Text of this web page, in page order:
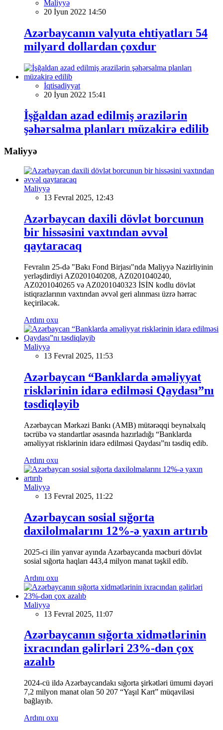
Maliyyə
20 İyun 2022 14:50
Azərbaycanın valyuta ehtiyatları 54
milyard dollardan çoxdur
İqtisadiyyat
20 İyun 2022 15:41
İşğaldan azad edilmiş ərazilərin
şəhərsalma planları müzakirə edilib
Maliyyə
Maliyyə
13 Fevral 2025, 12:43
Azərbaycan daxili dövlət borcunun
bir hissəsini vaxtından əvvəl
qaytaracaq
Fevralın 25-də "Bakı Fond Birjası"nda Maliyyə Nazirliyinin
yerləşdirdiyi AZ0201040208, AZ0201040240,
AZ0201040265 və AZ0201040323 İSİN kodlu dövlət
istiqrazlarının vaxtından əvvəl geri alınması üzrə hərrac
keçiriləcək.
Ardını oxu
Maliyyə
13 Fevral 2025, 11:53
Azərbaycan “Banklarda əməliyyat
risklərinin idarə edilməsi Qaydası”nı
təsdiqləyib
Azərbaycan Mərkəzi Bankı (AMB) mütərəqqi beynəlxalq
təcrübə və standartlar əsasında hazırladığı “Banklarda
əməliyyat risklərinin idarə edilməsi Qaydası”nı təsdiq edib.
Ardını oxu
Maliyyə
13 Fevral 2025, 11:22
Azərbaycan sosial sığorta
daxilolmalarını 12%-ə yaxın artırıb
2025-ci ilin yanvar ayında Azərbaycanda məcburi dövlət
sosial sığorta haqları 443,4 milyon manat təşkil edib.
Ardını oxu
Maliyyə
13 Fevral 2025, 11:07
Azərbaycanın sığorta xidmətlərinin
ixracından gəlirləri 23%-dən çox
azalıb
2024-cü ildə Azərbaycandakı sığorta şirkətləri ümumi dəyəri
7,2 milyon manat olan 50 207 “Yaşıl Kart” müqaviləsi
bağlayıb.
Ardını oxu